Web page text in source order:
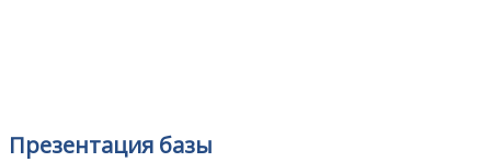
Презентация базы